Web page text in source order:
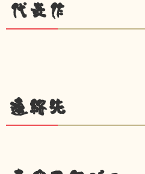
代表作
連絡先